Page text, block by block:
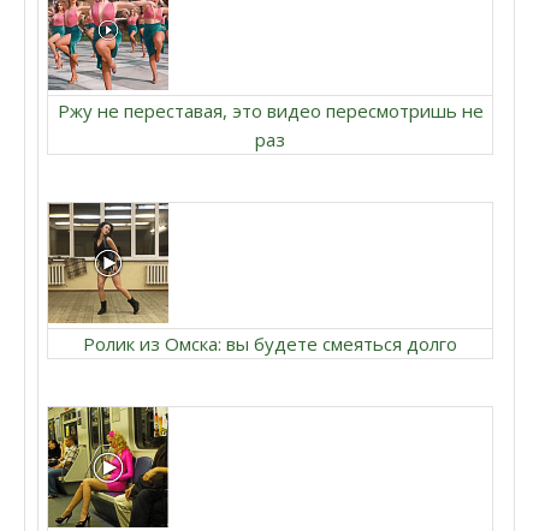
Ржу не переставая, это видео пересмотришь не
раз
Ролик из Омска: вы будете смеяться долго